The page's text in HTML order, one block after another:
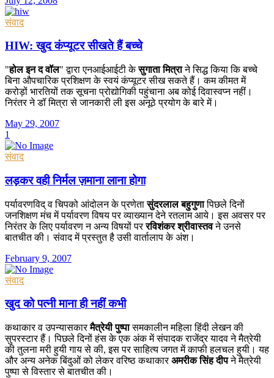
संवाद
HIW: खुद कंप्यूटर सीखते हैं बच्चे
"होल इन द वॉल" द्वारा एनआईआईटी केसुगाता मित्राने सिद्ध किया कि बच्चे
बिना औपचारिक प्रशिक्षण के स्वयं कंप्यूटर सीख सकते हैं। कम कीमत में
करोड़ों भारतियों तक सूचना प्रोद्योगिकी पहुंचाना अब कोई दिवास्वप्न नहीं।
निरंतर ने डॉ मित्रा से जानकारी ली इस अनूठे प्रयोग के बारे में।
May 29, 2007
1
संवाद
लड़कर वही निर्मल ज़माना लाना होगा
पर्यावरणविद् व चिपको आंदोलन के प्रणेतासुंदरलाल बहुगुणापिछले दिनों
जनशिक्षण मंच में पर्यावरण विषय पर व्याख्यान देने रतलाम आये। इस अवसर पर
निरंतर के लिए पर्यावरण न अन्य विषयों पररविशंकर श्रीवास्तवने उनसे
बातचीत की। संवाद में प्रस्तुत है उसी वार्तालाप के अंश।
February 9, 2007
संवाद
खुद को पत्नी माना ही नहीं कभी
कथाकार व उपन्यासकारमैत्रेयी पुष्पासमकालीन महिला हिंदी लेखन की
सुपरस्टार हैं। पिछले दिनों हंस के एक अंक में संपादक राजेंद्र यादव ने मैत्रेयी
की तुलना मरी हुयी गाय से की, इस पर साहित्य जगत में काफी हलचल हुयी। यह
और अन्य अनेक बिंदुओं को लेकर वरिष्ठ कथाकारअमरीक सिंह दीपने मैत्रेयी
पुष्पा से विस्तार से बातचीत की।